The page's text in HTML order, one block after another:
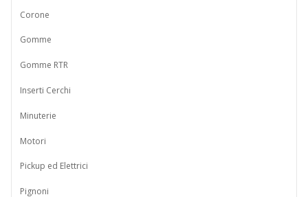
Corone
Gomme
Gomme RTR
Inserti Cerchi
Minuterie
Motori
Pickup ed Elettrici
Pignoni